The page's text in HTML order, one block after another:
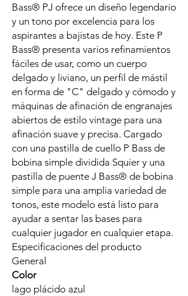
Bass® PJ ofrece un diseño legendario
y un tono por excelencia para los
aspirantes a bajistas de hoy. Este P
Bass® presenta varios refinamientos
fáciles de usar, como un cuerpo
delgado y liviano, un perfil de mástil
en forma de "C" delgado y cómodo y
máquinas de afinación de engranajes
abiertos de estilo vintage para una
afinación suave y precisa. Cargado
con una pastilla de cuello P Bass de
bobina simple dividida Squier y una
pastilla de puente J Bass® de bobina
simple para una amplia variedad de
tonos, este modelo está listo para
ayudar a sentar las bases para
cualquier jugador en cualquier etapa.
Especificaciones del producto
General
Color
lago plácido azul